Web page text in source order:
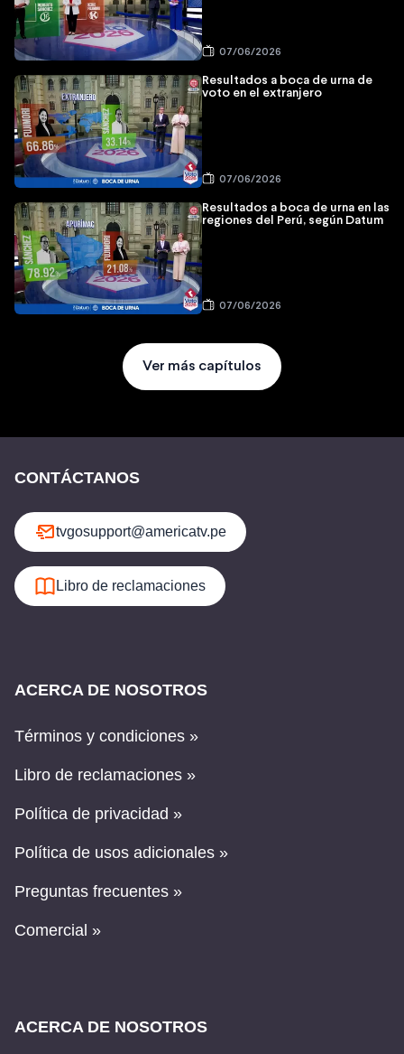
07/06/2026
Resultados a boca de urna de
voto en el extranjero
07/06/2026
Resultados a boca de urna en las
regiones del Perú, según Datum
07/06/2026
Ver más capítulos
CONTÁCTANOS
tvgosupport@americatv.pe
Libro de reclamaciones
ACERCA DE NOSOTROS
Términos y condiciones »
Libro de reclamaciones »
Política de privacidad »
Política de usos adicionales »
Preguntas frecuentes »
Comercial »
ACERCA DE NOSOTROS